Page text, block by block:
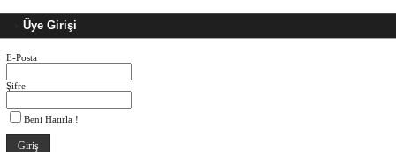
Üye Girişi
E-Posta
Şifre
Beni Hatırla !